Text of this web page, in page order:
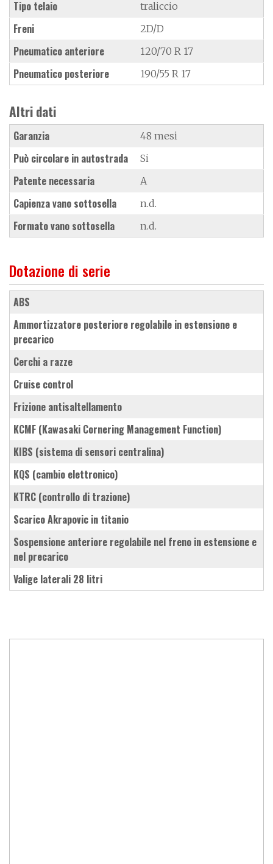
Tipo telaio traliccio
Freni 2D/D
Pneumatico anteriore 120/70 R 17
Pneumatico posteriore 190/55 R 17
Altri dati
Garanzia 48 mesi
Può circolare in autostrada Si
Patente necessaria A
Capienza vano sottosella n.d.
Formato vano sottosella n.d.
Dotazione di serie
ABS
ammortizzatore posteriore regolabile in estensione e
precarico
cerchi a razze
cruise control
frizione antisaltellamento
KCMF (Kawasaki Cornering Management Function)
KIBS (sistema di sensori centralina)
KQS (cambio elettronico)
KTRC (controllo di trazione)
scarico Akrapovic in titanio
sospensione anteriore regolabile nel freno in estensione e
nel precarico
valige laterali 28 litri